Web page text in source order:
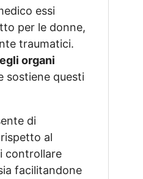
essi
per le donne,
traumatici.
organi
sostiene questi
di
al
controllare
facilitandone